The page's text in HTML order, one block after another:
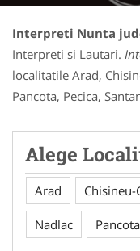
Interpreti Nunta
Interpreti si Lautari.
localitatile Arad,
Pancota, Pecica,
Alege
Arad Chisineu-
Nadlac Pancota